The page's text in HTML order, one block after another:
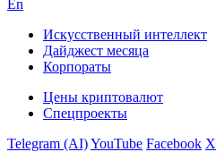
En
Искусственный интеллект
Дайджест месяца
Корпораты
Цены криптовалют
Спецпроекты
Telegram (AI)YouTube Facebook X